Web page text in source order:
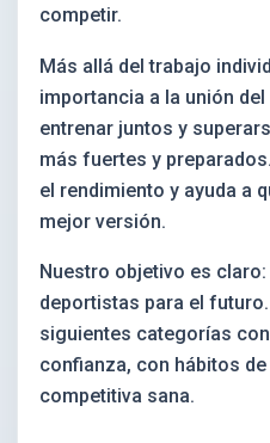
competir.
Más allá del trabajo
importancia a la unión
entrenar juntos y
más fuertes y
el rendimiento y ayuda a
mejor versión.
Nuestro objetivo es
deportistas para el
siguientes categorías
confianza, con hábitos
competitiva sana.